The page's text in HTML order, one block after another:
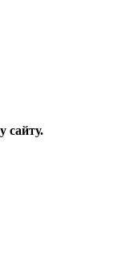
сайту.